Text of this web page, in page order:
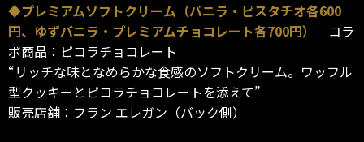
◆プレミアムソフトクリーム（バニラ・ピスタチオ各600
円、ゆずバニラ・プレミアムチョコレート各700円）
コラ
ボ商品：ピコラチョコレート
“リッチな味となめらかな食感のソフトクリーム。ワッフル
型クッキーとピコラチョコレートを添えて”
販売店舗：フラン エレガン（バック側）